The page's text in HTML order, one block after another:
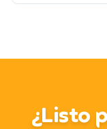
¿Listo